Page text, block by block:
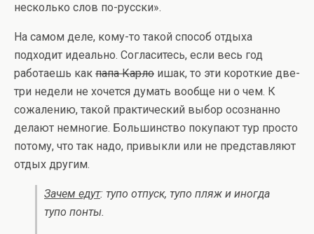
несколько слов по-русски».
На самом деле, кому-то такой способ отдыха
подходит идеально. Согласитесь, если весь год
работаешь как папа Карло ишак, то эти короткие две-
три недели не хочется думать вообще ни о чем. К
сожалению, такой практический выбор осознанно
делают немногие. Большинство покупают тур просто
потому, что так надо, привыкли или не представляют
отдых другим.
Зачем едут: тупо отпуск, тупо пляж и иногда
тупо понты.